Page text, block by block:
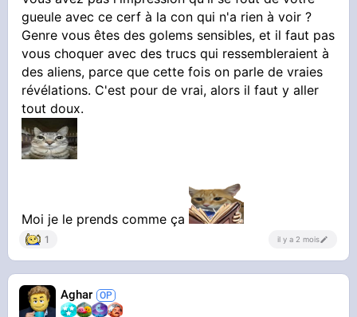
gueule avec ce cerf à la con qui n'a rien à voir ?
Genre vous êtes des golems sensibles, et il faut pas
vous choquer avec des trucs qui ressembleraient à
des aliens, parce que cette fois on parle de vraies
révélations. C'est pour de vrai, alors il faut y aller
tout doux.
Moi je le prends comme ça
1 il y a 2 mois
Aghar